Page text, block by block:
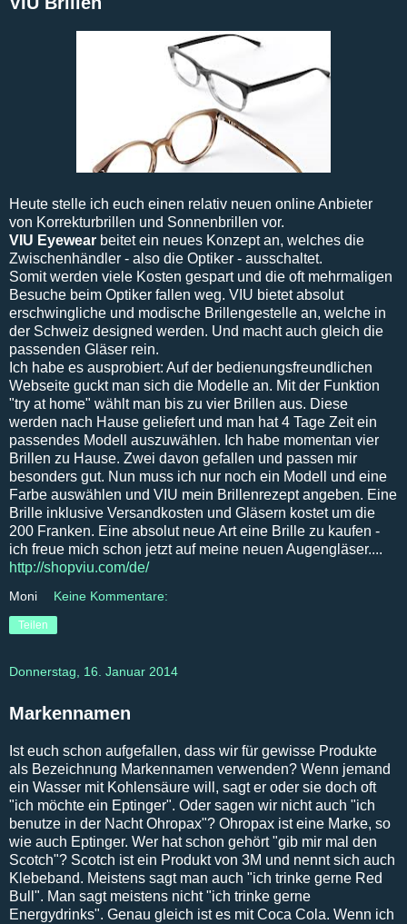
Heute stelle ich euch einen relativ neuen online Anbieter
von Korrekturbrillen und Sonnenbrillen vor.
VIU Eyewear beitet ein neues Konzept an, welches die
Zwischenhändler - also die Optiker - ausschaltet.
Somit werden viele Kosten gespart und die oft mehrmaligen
Besuche beim Optiker fallen weg. VIU bietet absolut
erschwingliche und modische Brillengestelle an, welche in
der Schweiz designed werden. Und macht auch gleich die
passenden Gläser rein.
Ich habe es ausprobiert: Auf der bedienungsfreundlichen
Webseite guckt man sich die Modelle an. Mit der Funktion
"try at home" wählt man bis zu vier Brillen aus. Diese
werden nach Hause geliefert und man hat 4 Tage Zeit ein
passendes Modell auszuwählen. Ich habe momentan vier
Brillen zu Hause. Zwei davon gefallen und passen mir
besonders gut. Nun muss ich nur noch ein Modell und eine
Farbe auswählen und VIU mein Brillenrezept angeben. Eine
Brille inklusive Versandkosten und Gläsern kostet um die
200 Franken. Eine absolut neue Art eine Brille zu kaufen -
ich freue mich schon jetzt auf meine neuen Augengläser....
http://shopviu.com/de/
Moni Keine Kommentare:
Teilen
Donnerstag, 16. Januar 2014
Markennamen
Ist euch schon aufgefallen, dass wir für gewisse Produkte
als Bezeichnung Markennamen verwenden? Wenn jemand
ein Wasser mit Kohlensäure will, sagt er oder sie doch oft
"ich möchte ein Eptinger". Oder sagen wir nicht auch "ich
benutze in der Nacht Ohropax"? Ohropax ist eine Marke, so
wie auch Eptinger. Wer hat schon gehört "gib mir mal den
Scotch"? Scotch ist ein Produkt von 3M und nennt sich auch
Klebeband. Meistens sagt man auch "ich trinke gerne Red
Bull". Man sagt meistens nicht "ich trinke gerne
Energydrinks". Genau gleich ist es mit Coca Cola. Wenn ich